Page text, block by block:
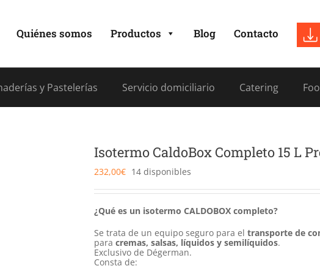
Quiénes somos Productos Blog Contacto
y Pastelerías Servicio domiciliario Catering
Isotermo CaldoBox Completo 15 L
232,00€ 14 disponibles
¿Qué es un isotermo CALDOBOX completo?
Se trata de un equipo seguro para el transporte de
para cremas, salsas, líquidos y semilíquidos.
Exclusivo de Dégerman.
Consta de: